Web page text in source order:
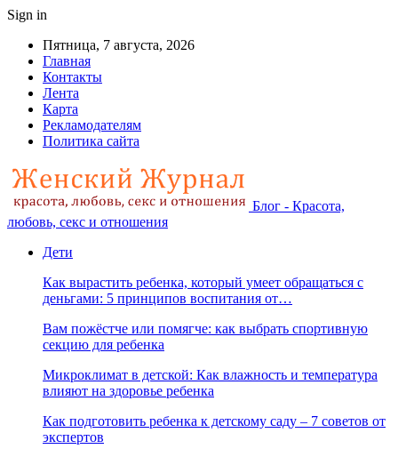
Sign in
Пятница, 7 августа, 2026
Главная
Контакты
Лента
Карта
Рекламодателям
Политика сайта
Блог - Красота,
любовь, секс и отношения
Дети
Как вырастить ребенка, который умеет обращаться с
деньгами: 5 принципов воспитания от…
Вам пожёстче или помягче: как выбрать спортивную
секцию для ребенка
Микроклимат в детской: Как влажность и температура
влияют на здоровье ребенка
Как подготовить ребенка к детскому саду – 7 советов от
экспертов